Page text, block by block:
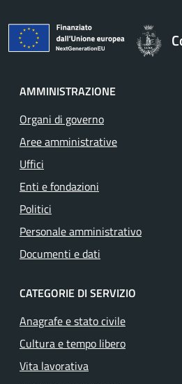
AMMINISTRAZIONE
Organi di governo
Aree amministrative
Uffici
Enti e fondazioni
Politici
Personale amministrativo
Documenti e dati
CATEGORIE DI SERVIZIO
Anagrafe e stato civile
Cultura e tempo libero
Vita lavorativa